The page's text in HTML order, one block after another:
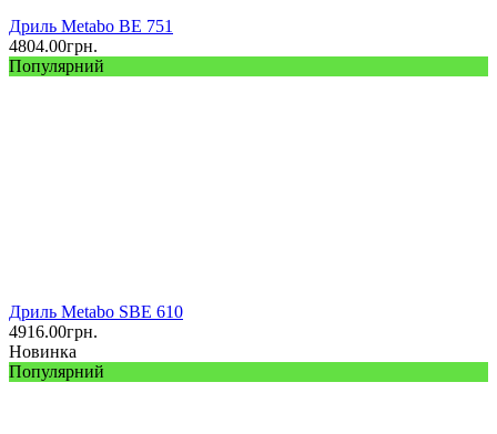
Дриль Metabo BE 751
4804.00грн.
Популярний
Дриль Metabo SBE 610
4916.00грн.
Новинка
Популярний